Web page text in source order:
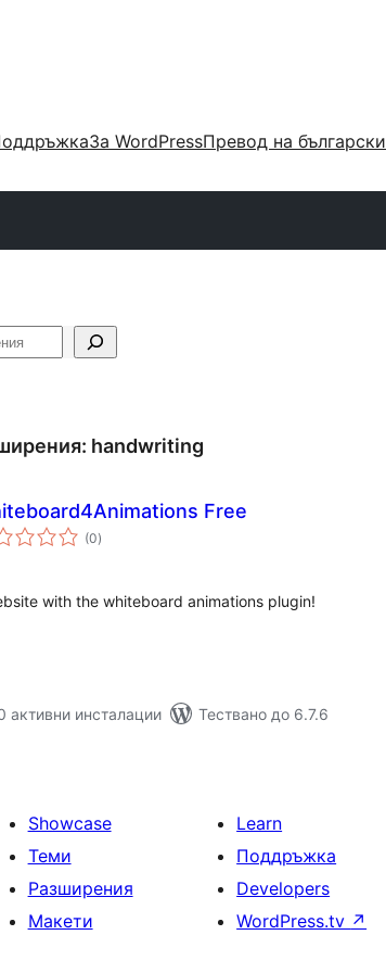
За WordPressПревод на български
handwriting
Free
(0общо
оценки
)
with the whiteboard animations plugin!
активни инсталации
Тествано до 6.7.6
Showcase
Теми
Разширения
Макети
Learn
Поддръжка
Developers
WordPress.tv ↗